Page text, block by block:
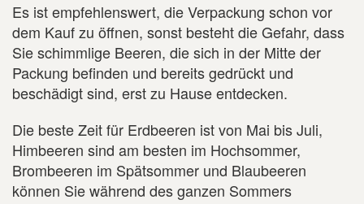
Es ist empfehlenswert, die Verpackung schon vor
dem Kauf zu öffnen, sonst besteht die Gefahr, dass
Sie schimmlige Beeren, die sich in der Mitte der
Packung befinden und bereits gedrückt und
beschädigt sind, erst zu Hause entdecken.
Die beste Zeit für Erdbeeren ist von Mai bis Juli,
Himbeeren sind am besten im Hochsommer,
Brombeeren im Spätsommer und Blaubeeren
können Sie während des ganzen Sommers